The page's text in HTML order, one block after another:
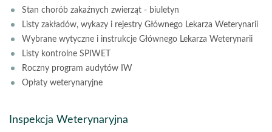
Stan chorób zakaźnych zwierząt - biuletyn
Listy zakładów, wykazy i rejestry Głównego Lekarza Weterynarii
Wybrane wytyczne i instrukcje Głównego Lekarza Weterynarii
Listy kontrolne SPIWET
Roczny program audytów IW
Opłaty weterynaryjne
Inspekcja Weterynaryjna